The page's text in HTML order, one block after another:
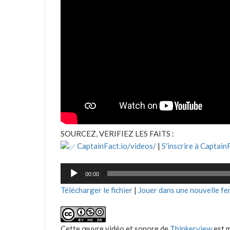
SOURCEZ, VERIFIEZ LES FAITS :
CaptainFact.io/videos/ | S'inscrire à
Lecteur
00:00
Télécharger le fichier | Jouer dans une nouvelle